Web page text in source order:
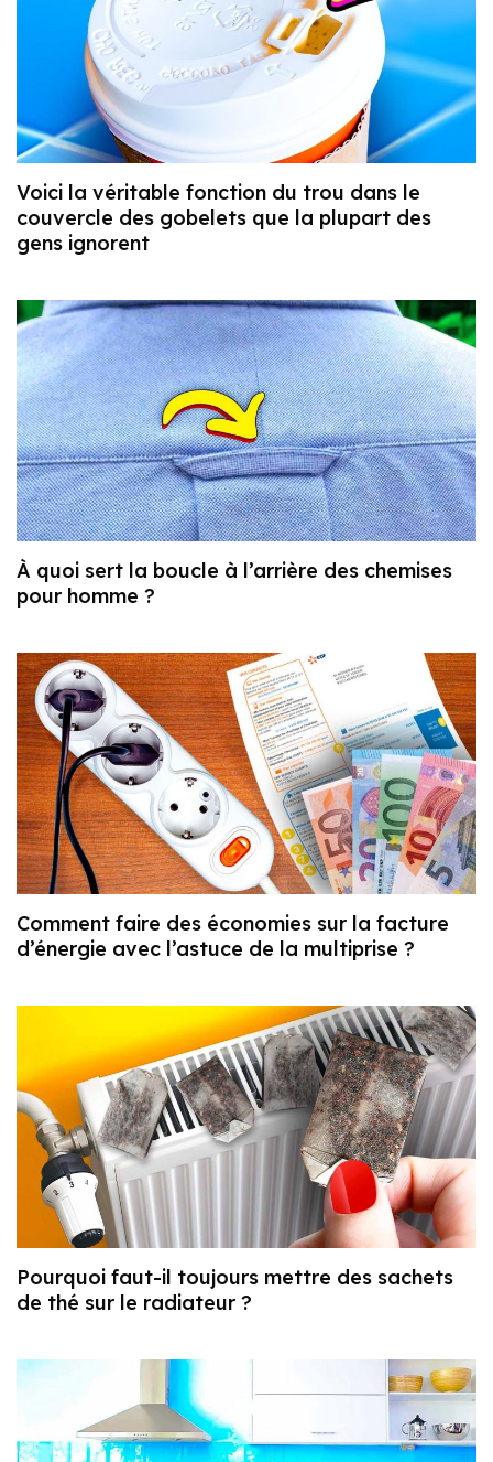
Voici la véritable fonction du trou dans le
couvercle des gobelets que la plupart des
gens ignorent
À quoi sert la boucle à l’arrière des chemises
pour homme ?
Comment faire des économies sur la facture
d’énergie avec l’astuce de la multiprise ?
Pourquoi faut-il toujours mettre des sachets
de thé sur le radiateur ?